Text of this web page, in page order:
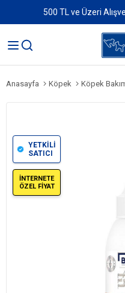
500 TL ve Üzeri
Anasayfa Köpek Köpek
YETKİLİ
SATICI
İNTERNETE
ÖZEL FİYAT